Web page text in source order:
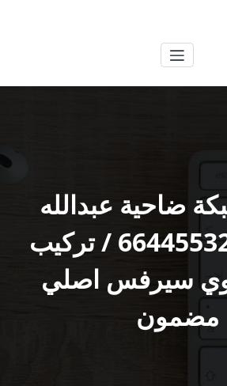
ضاحية عبدالله
السالم / 66445532 / تركيب
سيرفس اصلي
مضمون